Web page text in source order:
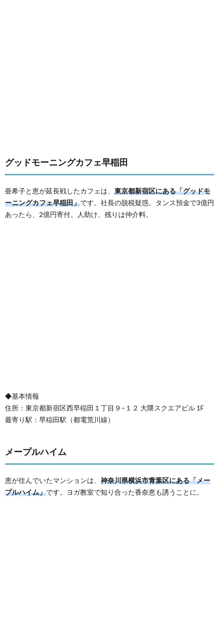
グッドモーニングカフェ早稲田
亜希子と恵が延長戦したカフェは、 東京都新宿区にある「グッドモ
ーニングカフェ早稲田」です。社長の脱税疑惑。タンス預金で3億円
あったら、2億円寄付。人助け、残りは仲介料。
◆基本情報
住所：東京都新宿区西早稲田１丁目９−１２ 大隈スクエアビル 1F
最寄り駅：早稲田駅（都電荒川線）
メープルハイム
恵が住んでいたマンションは、 神奈川県横浜市青葉区にある「メー
プルハイム」です。ヨガ教室で知り合った香奈恵も誘うことに。